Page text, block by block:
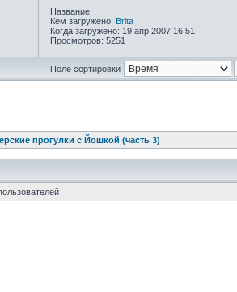
Название:
Кем загружено: Brita
Когда загружено: 19 апр 2007 16:51
Просмотров: 5251
Поле сортировки
прогулки с Йошкой (часть 3)